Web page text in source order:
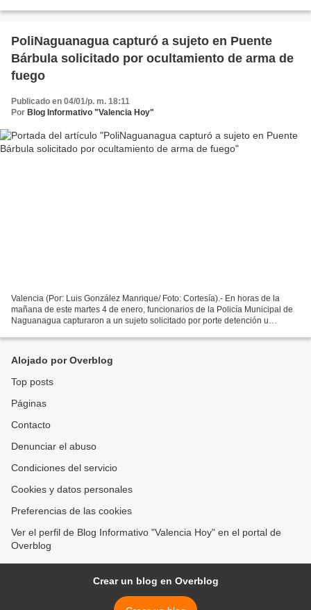
PoliNaguanagua capturó a sujeto en Puente
Bárbula solicitado por ocultamiento de arma de
fuego
Publicado en 04/01/p. m. 18:11
Por Blog Informativo "Valencia Hoy"
Valencia (Por: Luis González Manrique/ Foto: Cortesía).- En horas de la
mañana de este martes 4 de enero, funcionarios de la Policía Municipal de
Naguanagua capturaron a un sujeto solicitado por porte detención u
Alojado por Overblog
Top posts
Páginas
Contacto
Denunciar el abuso
Condiciones del servicio
Cookies y datos personales
Preferencias de las cookies
Ver el perfil de Blog Informativo "Valencia Hoy" en el portal de
Overblog
Crear un blog en Overblog